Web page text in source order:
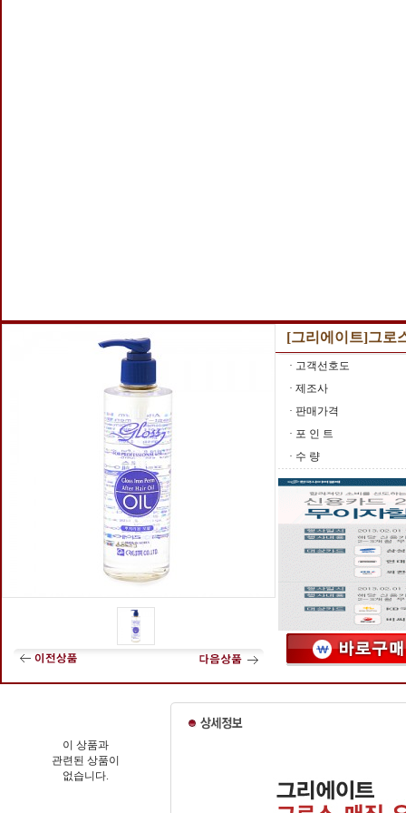
[그리에이트]그로
· 고객선호도
· 제조사
· 판매가격
· 포 인 트
· 수 량
이 상품과
관련된 상품이
없습니다.